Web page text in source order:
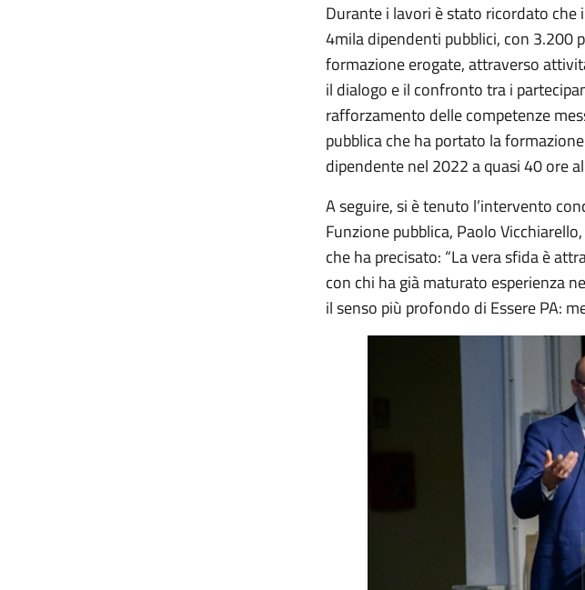
Durante i lavori è stato ricordato
4mila dipendenti pubblici, con 3.200
formazione erogate, attraverso
il dialogo e il confronto tra i
rafforzamento delle competenze
pubblica che ha portato la
dipendente nel 2022 a quasi 40 ore
A seguire, si è tenuto l’intervento
Funzione pubblica, Paolo
che ha precisato: “La vera sfida è
con chi ha già maturato esperienza
il senso più profondo di Essere PA: